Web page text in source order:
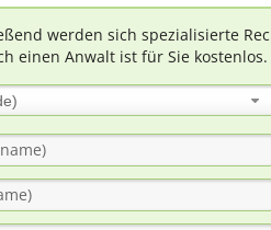
werden sich spezialisierte
einen Anwalt ist für Sie kostenlos.